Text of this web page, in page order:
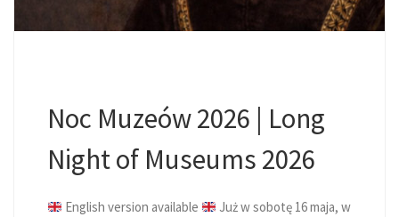
Noc Muzeów 2026 | Long
Night of Museums 2026
English version available
Już w sobotę 16 maja, w